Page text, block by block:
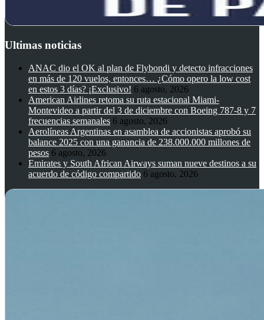
Ultimas noticias
ANAC dio el OK al plan de Flybondi y detecto infracciones
en más de 120 vuelos, entonces… ¿Cómo opero la low cost
en estos 3 días? ¡Exclusivo! 6 agosto, 2026
American Airlines retoma su ruta estacional Miami-
Montevideo a partir del 3 de diciembre con Boeing 787-8 y 7
frecuencias semanales 6 agosto, 2026
Aerolíneas Argentinas en asamblea de accionistas aprobó su
balance 2025 con una ganancia de 238.000.000 millones de
pesos 6 agosto, 2026
Emirates y South African Airways suman nueve destinos a su
acuerdo de código compartido 6 agosto, 2026